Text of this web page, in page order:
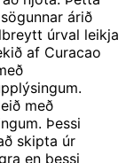
árið
úrval leikja
af Curacao
með
Þessi
skipta úr
en þessi